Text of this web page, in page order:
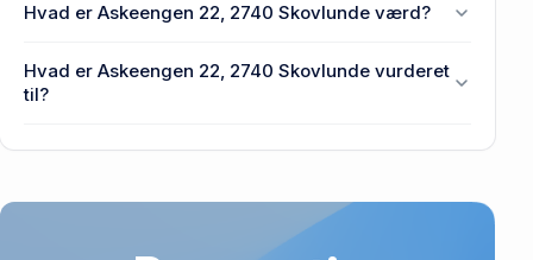
Hvad er Askeengen 22, 2740 Skovlunde værd?
Skovlunde senest blev handlet i 2009.
Hvad er Askeengen 22, 2740 Skovlunde vurderet
til?